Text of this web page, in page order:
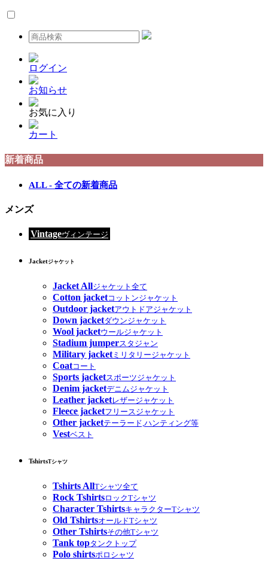
ログイン
お知らせ
お気に入り
カート
新着商品
ALL - 全ての新着商品
メンズ
Vintageヴィンテージ
Jacketジャケット
Jacket Allジャケット全て
Cotton jacketコットンジャケット
Outdoor jacketアウトドアジャケット
Down jacketダウンジャケット
Wool jacketウールジャケット
Stadium jumperスタジャン
Military jacketミリタリージャケット
Coatコート
Sports jacketスポーツジャケット
Denim jacketデニムジャケット
Leather jacketレザージャケット
Fleece jacketフリースジャケット
Other jacketテーラード,ハンティング等
Vestベスト
TshirtsTシャツ
Tshirts AllTシャツ全て
Rock TshirtsロックTシャツ
Character TshirtsキャラクターTシャツ
Old TshirtsオールドTシャツ
Other Tshirtsその他Tシャツ
Tank topタンクトップ
Polo shirtsポロシャツ